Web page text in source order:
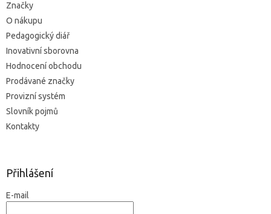
Značky
O nákupu
Pedagogický diář
Inovativní sborovna
Hodnocení obchodu
Prodávané značky
Provizní systém
Slovník pojmů
Kontakty
Přihlášení
E-mail